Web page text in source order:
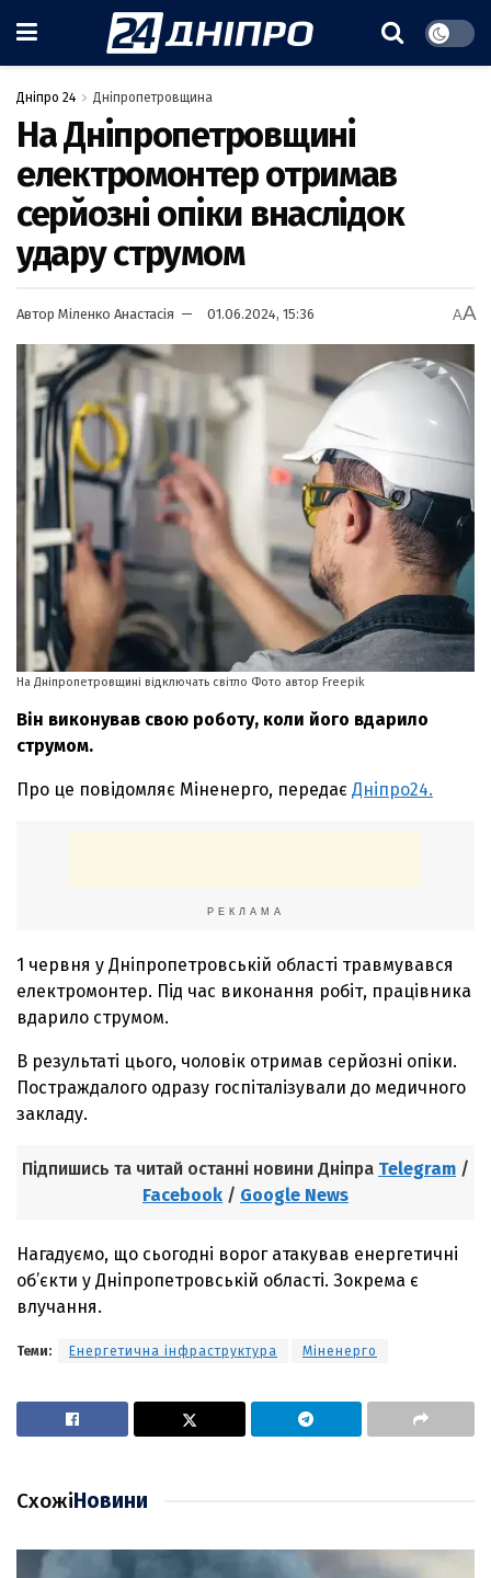
Дніпро 24 Дніпропетровщина
На Дніпропетровщині
електромонтер отримав
серйозні опіки внаслідок
удару струмом
Автор Міленко Анастасія 01.06.2024, 15:36 AA
На Дніпропетровщині відключать світло Фото автор Freepik
Він виконував свою роботу, коли його вдарило
струмом.
Про це повідомляє Міненерго, передає Дніпро24.
РЕКЛАМА
1 червня у Дніпропетровській області травмувався
електромонтер. Під час виконання робіт, працівника
вдарило струмом.
В результаті цього, чоловік отримав серйозні опіки.
Постраждалого одразу госпіталізували до медичного
закладу.
Підпишись та читай останні новини Дніпра Telegram /
Facebook / Google News
Нагадуємо, що сьогодні ворог атакував енергетичні
об’єкти у Дніпропетровській області. Зокрема є
влучання.
Теми: Енергетична інфраструктура Міненерго
СхожіНовини